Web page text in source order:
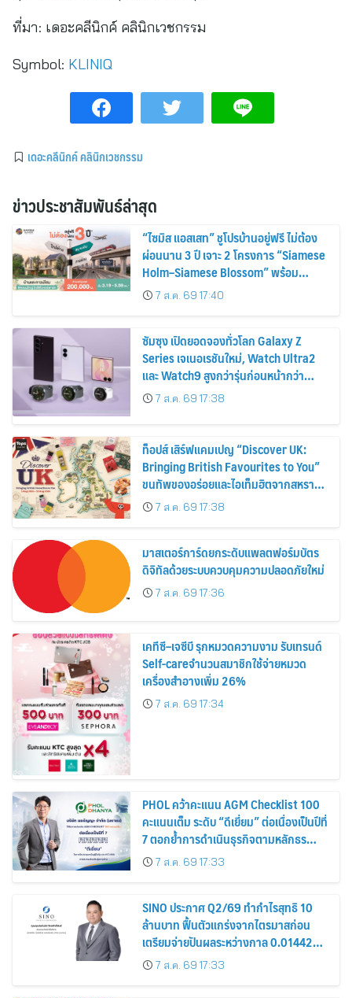
ที่มา: เดอะคลีนิกค์ คลินิกเวชกรรม
Symbol: KLINIQ
เดอะคลีนิกค์ คลินิกเวชกรรม
ข่าวประชาสัมพันธ์ล่าสุด
“ไซมิส แอสเสท” ชูโปรบ้านอยู่ฟรี ไม่ต้อง
ผ่อนนาน 3 ปี เจาะ 2 โครงการ “Siamese
Holm–Siamese Blossom” พร้อม
ส่วนลดและสิทธิพิเศษถึง 31 สิงหาคม
2569
7 ส.ค. 69 17:40
ซัมซุง เปิดยอดจองทั่วโลก Galaxy Z
Series เจเนอเรชันใหม่, Watch Ultra2
และ Watch9 สูงกว่ารุ่นก่อนหน้ากว่า
30%7 ส.ค. 69 17:38
ท็อปส์ เสิร์ฟแคมเปญ “Discover UK:
Bringing British Favourites to You”
ขนทัพของอร่อยและไอเท็มฮิตจากสหราช
อาณาจักร ส่งตรงถึงมือตั้งแต่วันนี้ – 18
สิงหาคมนี้
7 ส.ค. 69 17:38
มาสเตอร์การ์ดยกระดับแพลตฟอร์มบัตร
ดิจิทัลด้วยระบบควบคุมความปลอดภัยใหม่
7 ส.ค. 69 17:36
เคทีซี–เจซีบี รุกหมวดความงาม รับเทรนด์
Self-careจำนวนสมาชิกใช้จ่ายหมวด
เครื่องสำอางเพิ่ม 26%
7 ส.ค. 69 17:34
PHOL คว้าคะแนน AGM Checklist 100
คะแนนเต็ม ระดับ “ดีเยี่ยม” ต่อเนื่องเป็นปีที่
7 ตอกย้ำการดำเนินธุรกิจตามหลักธร
รมาภิบาล โปร่งใส สร้างความเชื่อมั่นผู้ถือ
หุ้น
7 ส.ค. 69 17:33
SINO ประกาศ Q2/69 ทำกำไรสุทธิ 10
ล้านบาท ฟื้นตัวแกร่งจากไตรมาสก่อน
เตรียมจ่ายปันผลระหว่างกาล 0.014423
บาทต่อหุ้น ครึ่งปีหลังมุ่งเติบโตต่อเนื่อง
7 ส.ค. 69 17:33